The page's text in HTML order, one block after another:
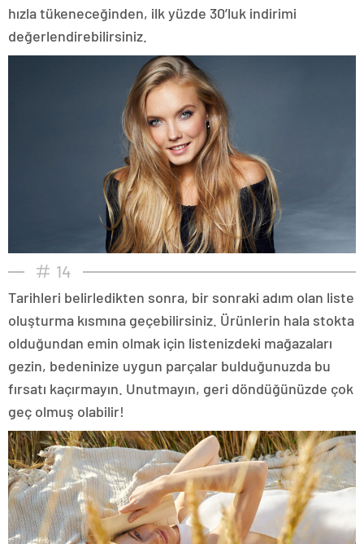
hızla tükeneceğinden, ilk yüzde 30’luk indirimi
değerlendirebilirsiniz.
14
Tarihleri belirledikten sonra, bir sonraki adım olan liste
oluşturma kısmına geçebilirsiniz. Ürünlerin hala stokta
olduğundan emin olmak için listenizdeki mağazaları
gezin, bedeninize uygun parçalar bulduğunuzda bu
fırsatı kaçırmayın. Unutmayın, geri döndüğünüzde çok
geç olmuş olabilir!